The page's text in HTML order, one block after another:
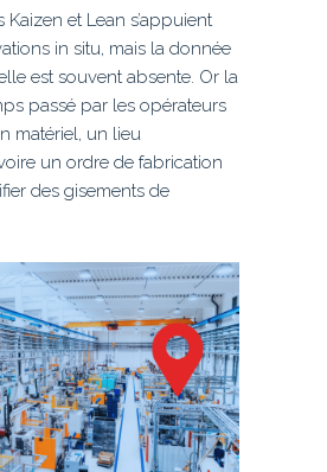
Kaizen et Lean s’appuient
in situ, mais la donnée
est souvent absente. Or la
passé par les opérateurs
matériel, un lieu
un ordre de fabrication
des gisements de